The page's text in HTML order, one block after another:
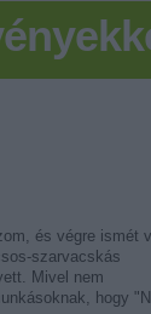
és végre ismét
szarvacskás
Mivel nem
hogy